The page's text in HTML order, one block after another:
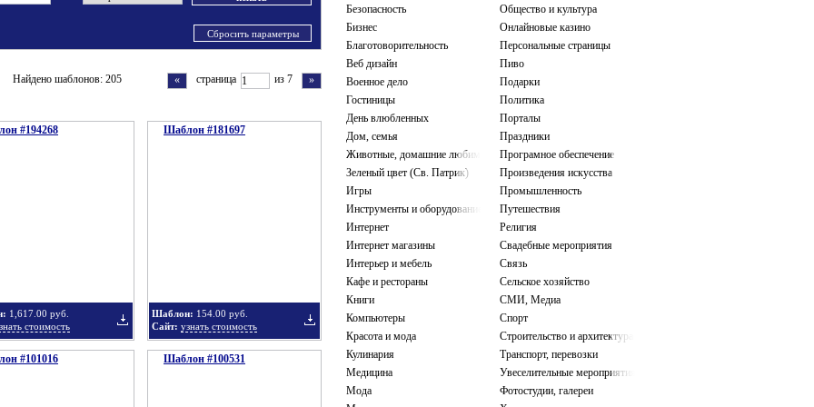
Безопасность
Бизнес
Благотоворительность
Веб дизайн
Военное дело
Гостиницы
День влюбленных
Дом, семья
Животные, домашние любимцы
Зеленый цвет (Св. Патрик)
Игры
Инструменты и оборудование
Интернет
Интернет магазины
Интерьер и мебель
Кафе и рестораны
Книги
Компьютеры
Красота и мода
Кулинария
Медицина
Мода
Общество и культура
Онлайновые казино
Персональные страницы
Пиво
Подарки
Политика
Порталы
Праздники
Програмное обеспечение
Произведения искусства
Промышленность
Путешествия
Религия
Свадебные мероприятия
Связь
Сельское хозяйство
СМИ, Медиа
Спорт
Строительство и архитектура
Транспорт, перевозки
Увеселительные мероприятия
Фотостудии, галереи
Сбросить параметры
»
страница из 7
«
Найдено шаблонов: 205
#194268
1,617.00 руб.
стоимость
Шаблон #181697
Шаблон: 154.00 руб.
Сайт: узнать стоимость
#101016 Шаблон #100531